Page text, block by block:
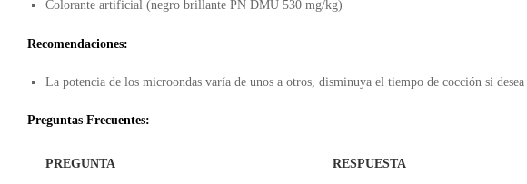
Colorante artificial (negro brillante PN DMU 530 mg/kg)
Recomendaciones:
La potencia de los microondas varía de unos a otros, disminuya el tiempo de cocción si
Preguntas Frecuentes:
PREGUNTA RESPUESTA